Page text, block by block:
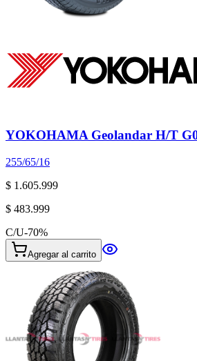
YOKOHAMA Geolandar H/T
255/65/16
$ 1.605.999
$ 483.999
C/U-70%
Agregar al carrito